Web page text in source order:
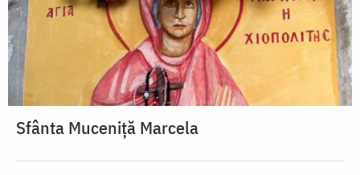
Sfânta Muceniță Marcela